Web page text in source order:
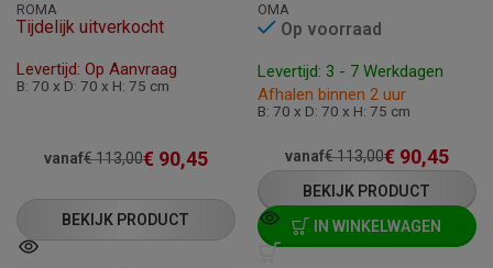
ROMA
Tijdelijk uitverkocht
Levertijd: Op Aanvraag
B: 70 x D: 70 x H: 75 cm
vanaf€113,00€ 90,45
BEKIJK PRODUCT
OMA
Op voorraad
Levertijd: 3 - 7 Werkdagen
Afhalen binnen 2 uur
B: 70 x D: 70 x H: 75 cm
vanaf€113,00€ 90,45
BEKIJK PRODUCT
IN WINKELWAGEN